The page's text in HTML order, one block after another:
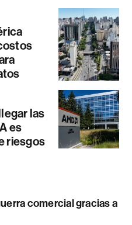
las
es
riesgos
comercial gracias a